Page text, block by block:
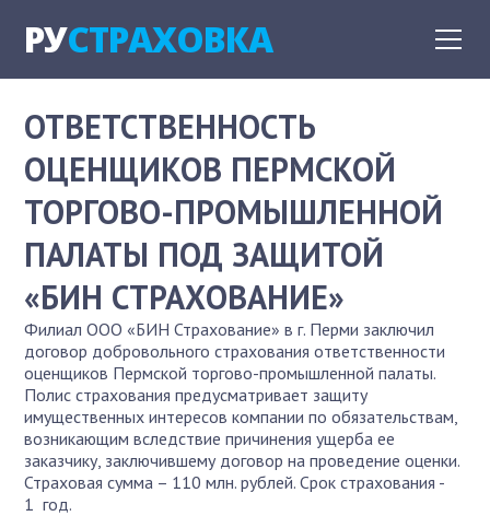
РУСТРАХОВКА
ОТВЕТСТВЕННОСТЬ
ОЦЕНЩИКОВ ПЕРМСКОЙ
ТОРГОВО-ПРОМЫШЛЕННОЙ
ПАЛАТЫ ПОД ЗАЩИТОЙ
«БИН СТРАХОВАНИЕ»
Филиал ООО «БИН Страхование» в г. Перми заключил
договор добровольного страхования ответственности
оценщиков Пермской торгово-промышленной палаты.
Полис страхования предусматривает защиту
имущественных интересов компании по обязательствам,
возникающим вследствие причинения ущерба ее
заказчику, заключившему договор на проведение оценки.
Страховая сумма – 110 млн. рублей. Срок страхования -
1 год.